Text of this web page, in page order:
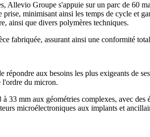
Allevio Groupe s'appuie sur un parc de 60
minimisant ainsi les temps de cycle et
ainsi que divers polymères techniques.
fabriquée, assurant ainsi une conformité
aux besoins les plus exigeants de
l'ordre du micron.
mm aux géométries complexes, avec
microélectroniques aux implants et